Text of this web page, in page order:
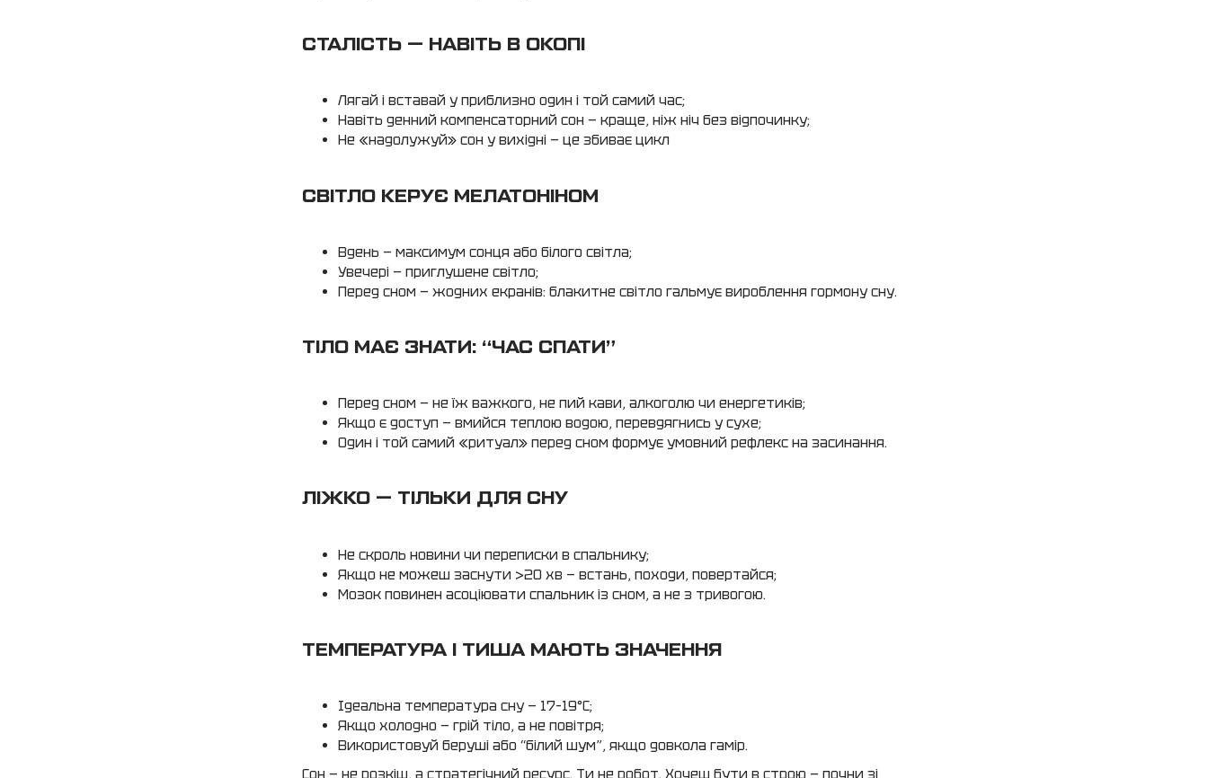
СТАЛІСТЬ — НАВІТЬ В ОКОПІ
Лягай і вставай у приблизно один і той самий час;
Навіть денний компенсаторний сон — краще, ніж ніч без відпочинку;
Не «надолужуй» сон у вихідні — це збиває цикл
СВІТЛО КЕРУЄ МЕЛАТОНІНОМ
Вдень — максимум сонця або білого світла;
Увечері — приглушене світло;
Перед сном — жодних екранів: блакитне світло гальмує вироблення гормону сну.
ТІЛО МАЄ ЗНАТИ: “ЧАС СПАТИ”
Перед сном — не їж важкого, не пий кави, алкоголю чи енергетиків;
Якщо є доступ — вмийся теплою водою, перевдягнись у сухе;
Один і той самий «ритуал» перед сном формує умовний рефлекс на засинання.
ЛІЖКО — ТІЛЬКИ ДЛЯ СНУ
Не скроль новини чи переписки в спальнику;
Якщо не можеш заснути >20 хв — встань, походи, повертайся;
Мозок повинен асоціювати спальник із сном, а не з тривогою.
ТЕМПЕРАТУРА І ТИША МАЮТЬ ЗНАЧЕННЯ
Ідеальна температура сну — 17–19°C;
Якщо холодно — грій тіло, а не повітря;
Використовуй беруші або “білий шум”, якщо довкола гамір.